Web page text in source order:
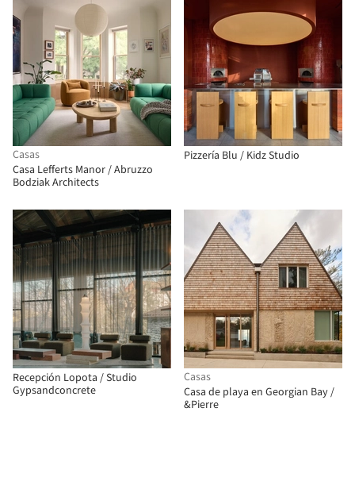
Casas
Casa Lefferts Manor / Abruzzo
Bodziak Architects
Pizzería Blu / Kidz Studio
Recepción Lopota / Studio
Gypsandconcrete
Casas
Casa de playa en Georgian Bay /
&Pierre